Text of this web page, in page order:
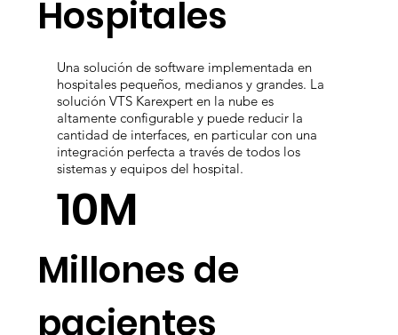
Una solución de software implementada en
hospitales pequeños, medianos y grandes. La
solución VTS Karexpert en la nube es
altamente configurable y puede reducir la
cantidad de interfaces, en particular con una
integración perfecta a través de todos los
sistemas y equipos del hospital.
Hospitales
10M
Millones de